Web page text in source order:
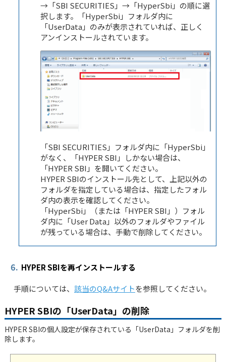
→「SBI SECURITIES」→「HyperSbi」の順に選
択します。「HyperSbi」フォルダ内に
「UserData」のみが表示されていれば、正しく
アンインストールされています。
「SBI SECURITIES」フォルダ内に「HyperSbi」
がなく、「HYPER SBI」しかない場合は、
「HYPER SBI」を開いてください。
HYPER SBIのインストール先として、上記以外の
フォルダを指定している場合は、指定したフォル
ダ内の表示を確認してください。
「HyperSbi」（または「HYPER SBI」）フォル
ダ内に「User Data」以外のフォルダやファイル
が残っている場合は、手動で削除してください。
6. HYPER SBIを再インストールする
手順については、 該当のQ&Aサイトを参照してください。
HYPER SBIの「UserData」の削除
HYPER SBIの個人設定が保存されている「UserData」フォルダを削
除します。